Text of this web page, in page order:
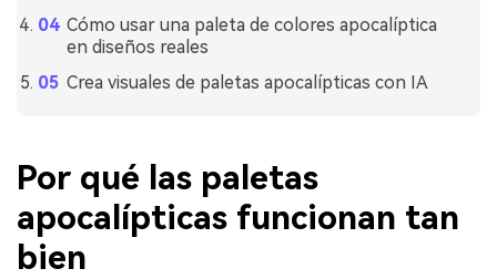
Cómo usar una paleta de colores apocalíptica
en diseños reales
Crea visuales de paletas apocalípticas con IA
Por qué las paletas
apocalípticas funcionan tan
bien